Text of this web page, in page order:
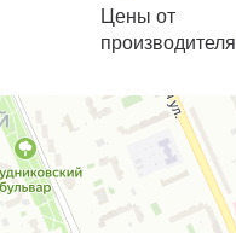
Цены от
производителя